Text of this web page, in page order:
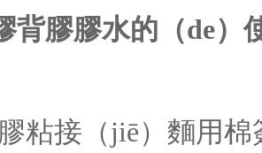
背膠膠水的（de）
粘接（jiē）麵用